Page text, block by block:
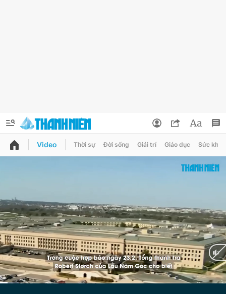
QUẢNG CÁO
Chuyên mục
Chuyên mục khác
Chào ngày mới Tin 24h
Đổi mật khẩu
Tin đã lưu
Tin đã xem
Đăng xuất
Video Thời sự Đời sống Giải trí Giáo dục Sức khỏe